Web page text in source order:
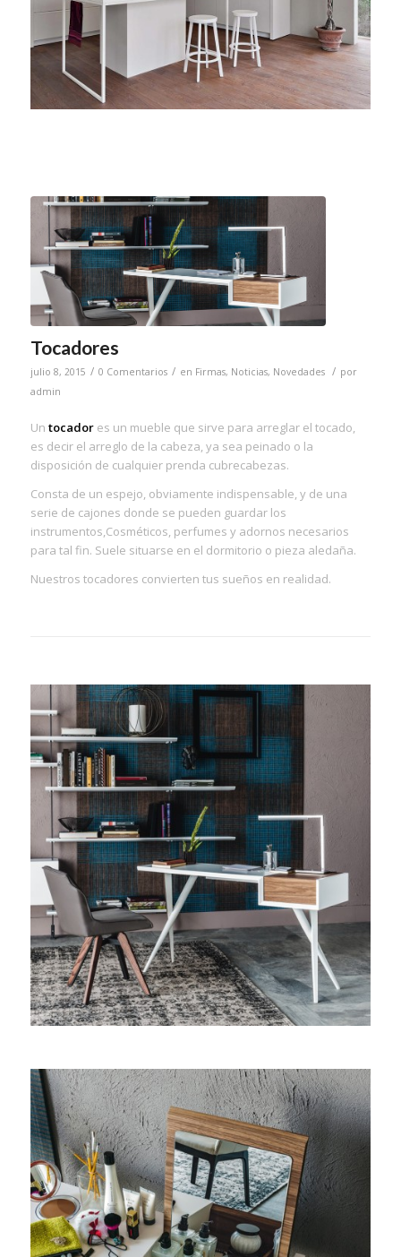
Tocadores
julio 8, 2015 / 0 Comentarios / en Firmas, Noticias, Novedades / por
admin
Un tocadores un mueble que sirve para arreglar el tocado,
es decir el arreglo de la cabeza, ya sea peinado o la
disposición de cualquier prenda cubrecabezas.
Consta de un espejo, obviamente indispensable, y de una
serie de cajones donde se pueden guardar los
instrumentos,Cosméticos, perfumes y adornos necesarios
para tal fin. Suele situarse en el dormitorio o pieza aledaña.
Nuestros tocadores convierten tus sueños en realidad.